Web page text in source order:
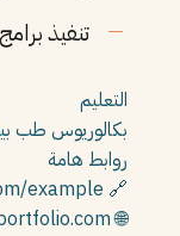
تنفيذ
التعليم
بكالوريوس طب
روابط هامة
🔗 linkedin.com/example
🌐 portfolio.com